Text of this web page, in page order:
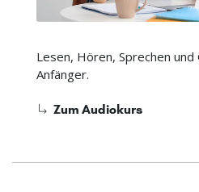
Lesen, Hören, Sprechen
Anfänger.
Zum Audiokurs